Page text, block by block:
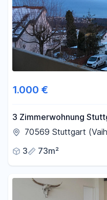
1.000 €
3 Zimmerwohnung
70569 Stuttgart
3
73m²